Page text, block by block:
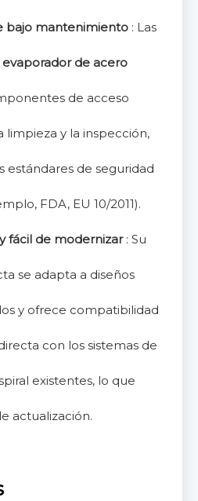
bajo mantenimiento : Las
evaporador de acero
de acceso
limpieza y la inspección,
estándares de seguridad
FDA, EU 10/2011).
fácil de modernizar : Su
se adapta a diseños
y ofrece compatibilidad
con los sistemas de
existentes, lo que
actualización.